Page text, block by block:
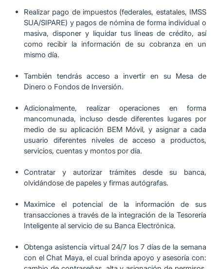
Realizar pago de impuestos (federales, estatales, IMSS
SUA/SIPARE) y pagos de nómina de forma individual o
masiva, disponer y liquidar tus líneas de crédito, así
como recibir la información de su cobranza en un
mismo día.
También tendrás acceso a invertir en su Mesa de
Dinero o Fondos de Inversión.
Adicionalmente, realizar operaciones en forma
mancomunada, incluso desde diferentes lugares por
medio de su aplicación BEM Móvil, y asignar a cada
usuario diferentes niveles de acceso a productos,
servicios, cuentas y montos por día.
Contratar y autorizar trámites desde su banca,
olvidándose de papeles y firmas autógrafas.
Maximice el potencial de la información de sus
transacciones a través de la integración de la Tesorería
Inteligente al servicio de su Banca Electrónica.
Obtenga asistencia virtual 24/7 los 7 días de la semana
con el Chat Maya, el cual brinda apoyo y asesoría con: